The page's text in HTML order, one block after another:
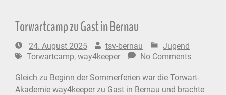
Torwartcamp zu Gast in Bernau
24. August 2025 tsv-bernau
Jugend
Torwartcamp, way4keeper No Comments
Gleich zu Beginn der Sommerferien war die Torwart-
Akademie way4keeper zu Gast in Bernau und brachte